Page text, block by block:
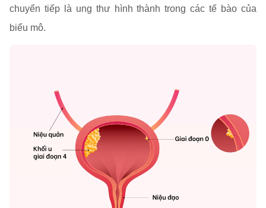
chuyển tiếp là ung thư hình thành trong các tế bào của
biểu mô.